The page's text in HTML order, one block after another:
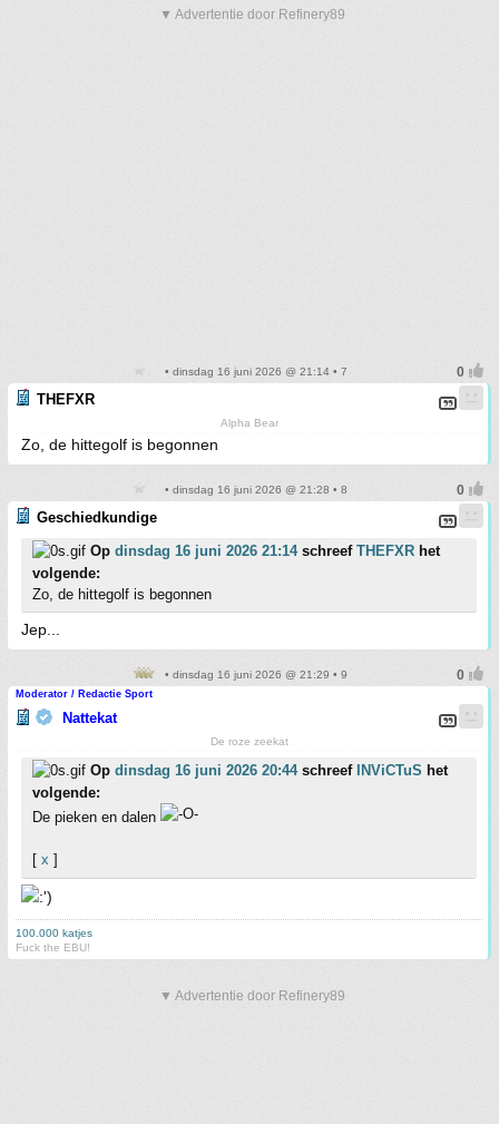
▼ Advertentie door Refinery89
• dinsdag 16 juni 2026 @ 21:14 • 7
THEFXR
Alpha Bear
Zo, de hittegolf is begonnen
• dinsdag 16 juni 2026 @ 21:28 • 8
Geschiedkundige
Op dinsdag 16 juni 2026 21:14schreef THEFXR het
volgende:
Zo, de hittegolf is begonnen
Jep...
• dinsdag 16 juni 2026 @ 21:29 • 9
Moderator / Redactie Sport
Nattekat
De roze zeekat
Op dinsdag 16 juni 2026 20:44schreef INViCTuS het
volgende:
De pieken en dalen
[ x ]
100.000 katjes
Fuck the EBU!
▼ Advertentie door Refinery89